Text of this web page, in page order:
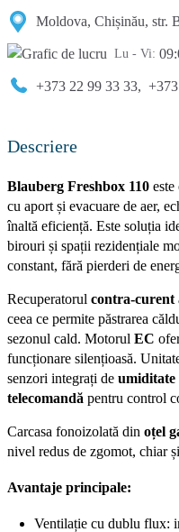
Moldova, Chișinău, str.
Lu - Vi:
+373 22 99 33 33,
Descriere
Blauberg Freshbox 110
cu aport și evacuare de aer,
înaltă eficiență. Este soluția
birouri și spații rezidențiale
constant, fără pierderi de
Recuperatorul contra-curent
ceea ce permite păstrarea
sezonul cald. Motorul EC
funcționare silențioasă.
senzori integrați de umiditate
telecomandă pentru control
Carcasa fonoizolată din oțel
nivel redus de zgomot, chiar
Avantaje principale:
Ventilație cu dublu flux: